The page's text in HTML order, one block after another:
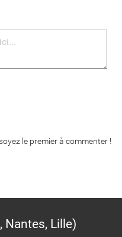
le premier à commenter !
Nantes, Lille)